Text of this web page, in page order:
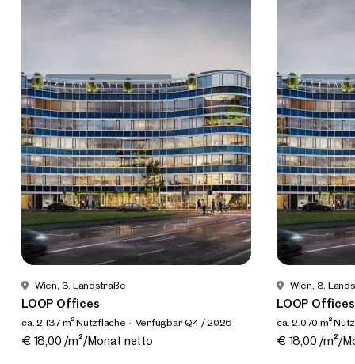
Wien, 3. Landstraße
LOOP Offices
ca. 2.137 m² Nutzfläche Verfügbar Q4 / 2026
€ 18,00 /m²/Monat netto
Wien, 3.
LOOP Offices
ca. 2.070 m²
€ 18,00 /m²/